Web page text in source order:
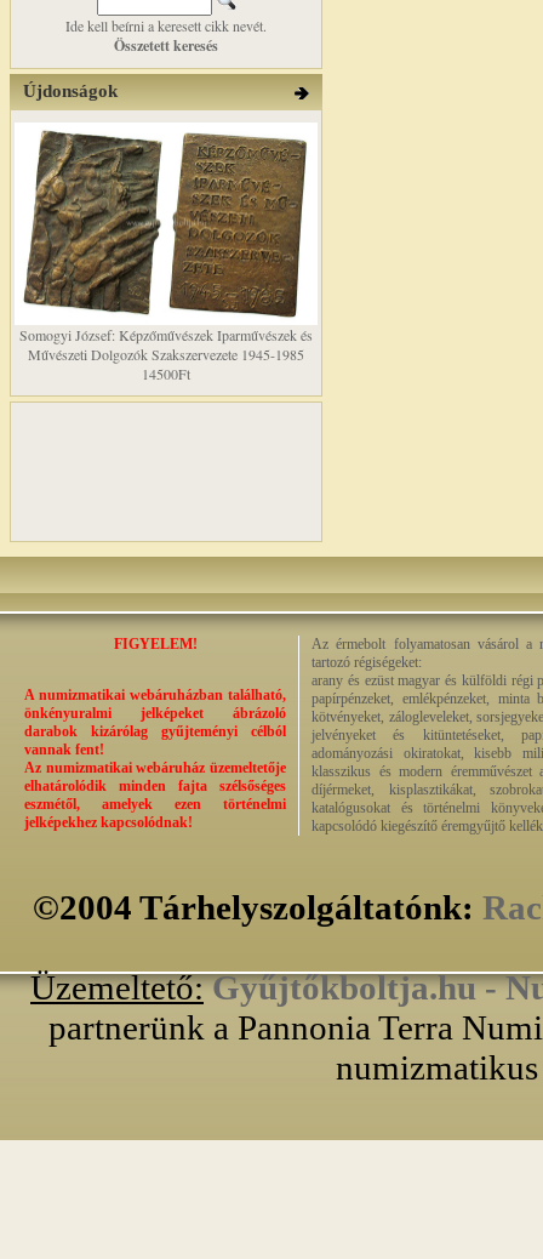
Ide kell beírni a keresett cikk nevét.
Összetett keresés
Újdonságok
Somogyi József: Képzőművészek Iparművészek és
Művészeti Dolgozók Szakszervezete 1945-1985
14500Ft
FIGYELEM!
A numizmatikai webáruházban található,
önkényuralmi jelképeket ábrázoló
darabok kizárólag gyűjteményi célból
vannak fent!
Az numizmatikai webáruház üzemeltetője
elhatárolódik minden fajta szélsőséges
eszmétől, amelyek ezen történelmi
jelképekhez kapcsolódnak!
Az érmebolt folyamatosan vásárol a
tartozó régiségeket:
arany és ezüst magyar és külföldi régi
papírpénzeket, emlékpénzeket, minta
kötvényeket, zálogleveleket,
jelvényeket és kitüntetéseket,
adományozási okiratokat, kisebb
klasszikus és modern éremművészet
díjérmeket, kisplasztikákat,
katalógusokat és történelmi
kapcsolódó kiegészítő éremgyűjtő
©2004 Tárhelyszolgáltatónk:
Üzemeltető: Gyűjtőkboltja.hu -
partnerünk a Pannonia Terra
numizmatikus